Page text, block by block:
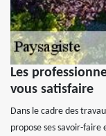
Les
vous satisfaire
Dans le cadre des
propose ses savoir-